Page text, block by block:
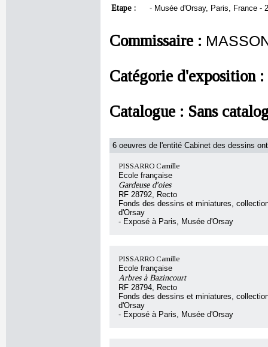
Etape : - Musée d'Orsay, Paris, France -
Commissaire :
Catégorie d'exposition :
Catalogue : Sans
6 oeuvres de l'entité Cabinet des dessins
PISSARRO Camille
Ecole française
Gardeuse d'oies
RF 28792, Recto
Fonds des dessins et miniatures,
d'Orsay
- Exposé à Paris, Musée d'Orsay
PISSARRO Camille
Ecole française
Arbres à Bazincourt
RF 28794, Recto
Fonds des dessins et miniatures,
d'Orsay
- Exposé à Paris, Musée d'Orsay